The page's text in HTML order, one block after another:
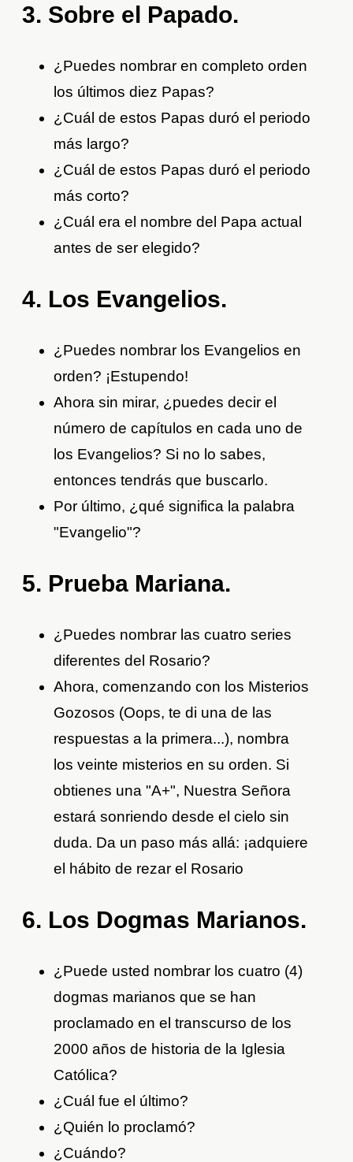
3. Sobre el Papado.
¿Puedes nombrar en completo orden
los últimos diez Papas?
¿Cuál de estos Papas duró el periodo
más largo?
¿Cuál de estos Papas duró el periodo
más corto?
¿Cuál era el nombre del Papa actual
antes de ser elegido?
4. Los Evangelios.
¿Puedes nombrar los Evangelios en
orden? ¡Estupendo!
Ahora sin mirar, ¿puedes decir el
número de capítulos en cada uno de
los Evangelios? Si no lo sabes,
entonces tendrás que buscarlo.
Por último, ¿qué significa la palabra
"Evangelio"?
5. Prueba Mariana.
¿Puedes nombrar las cuatro series
diferentes del Rosario?
Ahora, comenzando con los Misterios
Gozosos (Oops, te di una de las
respuestas a la primera...), nombra
los veinte misterios en su orden. Si
obtienes una "A+", Nuestra Señora
estará sonriendo desde el cielo sin
duda. Da un paso más allá: ¡adquiere
el hábito de rezar el Rosario
6. Los Dogmas Marianos.
¿Puede usted nombrar los cuatro (4)
dogmas marianos que se han
proclamado en el transcurso de los
2000 años de historia de la Iglesia
Católica?
¿Cuál fue el último?
¿Quién lo proclamó?
¿Cuándo?